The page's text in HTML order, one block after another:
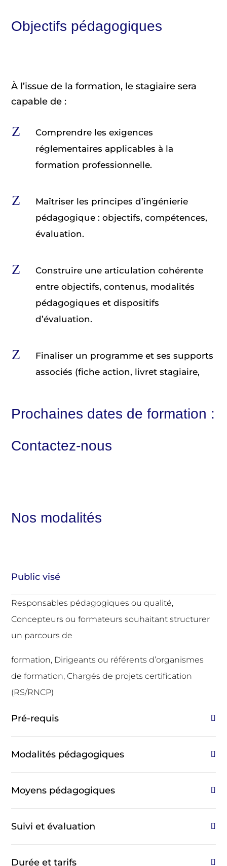
Objectifs pédagogiques
À l’issue de la formation, le stagiaire sera
capable de :
Z
Comprendre les exigences
réglementaires applicables à la
formation professionnelle.
Z
Maîtriser les principes d’ingénierie
pédagogique : objectifs, compétences,
évaluation.
Z
Construire une articulation cohérente
entre objectifs, contenus, modalités
pédagogiques et dispositifs
d’évaluation.
Z
Finaliser un programme et ses supports
associés (fiche action, livret stagiaire,
Prochaines dates de formation :
Contactez-nous
Nos modalités
Public visé
Responsables pédagogiques ou qualité,
Concepteurs ou formateurs souhaitant structurer
un parcours de
formation, Dirigeants ou référents d’organismes
de formation, Chargés de projets certification
(RS/RNCP)
Pré-requis
Modalités pédagogiques
Moyens pédagogiques
Suivi et évaluation
Durée et tarifs